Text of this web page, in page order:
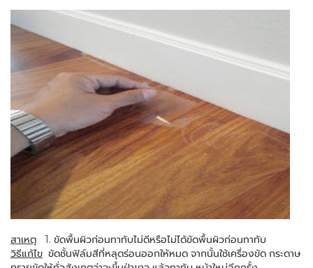
สาเหตุ 1. ขัดพื้นผิวก่อนทาทับไม่ดีหรือไม่ได้ขัดพื้นผิวก่อนทาทับ
วิธีแก้ไข ขัดชั้นฟิล์มสีที่หลุดร่อนออกให้หมด จากนั้นใช้เครื่องขัด กระดาษ